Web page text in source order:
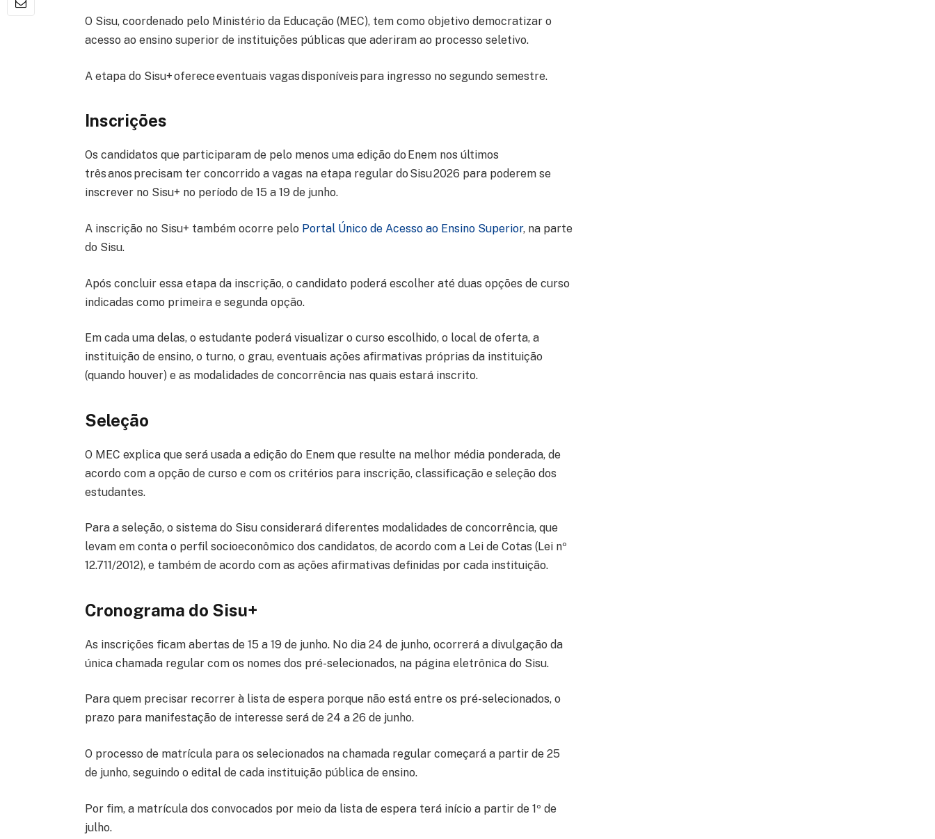
O Sisu, coordenado pelo Ministério da Educação (MEC), tem como objetivo democratizar o
acesso ao ensino superior de instituições públicas que aderiram ao processo seletivo.
A etapa do Sisu+ oferece eventuais vagas disponíveis para ingresso no segundo semestre.
Inscrições
Os candidatos que participaram de pelo menos uma edição do Enem nos últimos
três anos precisam ter concorrido a vagas na etapa regular do Sisu 2026 para poderem se
inscrever no Sisu+ no período de 15 a 19 de junho.
A inscrição no Sisu+ também ocorre pelo Portal Único de Acesso ao Ensino Superior, na parte
do Sisu.
Após concluir essa etapa da inscrição, o candidato poderá escolher até duas opções de curso
indicadas como primeira e segunda opção.
Em cada uma delas, o estudante poderá visualizar o curso escolhido, o local de oferta, a
instituição de ensino, o turno, o grau, eventuais ações afirmativas próprias da instituição
(quando houver) e as modalidades de concorrência nas quais estará inscrito.
Seleção
O MEC explica que será usada a edição do Enem que resulte na melhor média ponderada, de
acordo com a opção de curso e com os critérios para inscrição, classificação e seleção dos
estudantes.
Para a seleção, o sistema do Sisu considerará diferentes modalidades de concorrência, que
levam em conta o perfil socioeconômico dos candidatos, de acordo com a Lei de Cotas (Lei nº
12.711/2012), e também de acordo com as ações afirmativas definidas por cada instituição.
Cronograma do Sisu+
As inscrições ficam abertas de 15 a 19 de junho. No dia 24 de junho, ocorrerá a divulgação da
única chamada regular com os nomes dos pré-selecionados, na página eletrônica do Sisu.
Para quem precisar recorrer à lista de espera porque não está entre os pré-selecionados, o
prazo para manifestação de interesse será de 24 a 26 de junho.
O processo de matrícula para os selecionados na chamada regular começará a partir de 25
de junho, seguindo o edital de cada instituição pública de ensino.
Por fim, a matrícula dos convocados por meio da lista de espera terá início a partir de 1º de
julho.